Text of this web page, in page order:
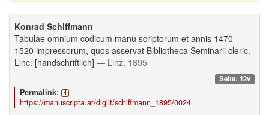
Konrad Schiffmann
Tabulae omnium codicum manu scriptorum et annis 1470-
1520 impressorum, quos asservat Bibliotheca Seminarii cleric.
Linc. [handschriftlich] — Linz, 1895
Seite: 12v
Permalink:
https://manuscripta.at/diglit/schiffmann_1895/0024